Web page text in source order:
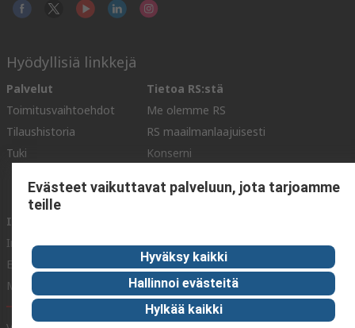
Hyödyllisiä linkkejä
Palvelut
Toimitusvaihtoehdot
Tilaushistoria
Tuki
Tietoa RS:stä
Me olemme RS
RS maailmanlaajuisesti
Konserni
Pidämme maailman liikkeessä
Industry Zone
Industry Zone
Elintarviketeollisuus
Merenkulku
Evästeet vaikuttavat palveluun, jota tarjoamme
teille
Hyväksy kaikki
Hallinnoi evästeitä
Hylkää kaikki